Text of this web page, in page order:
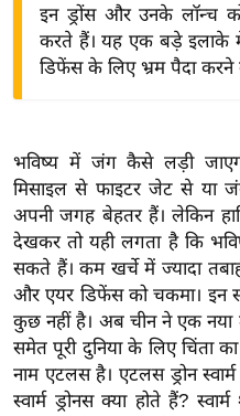
द्यो
वि
शे
ष
ज्ञ
रा
य
ब
ज
ट
इन ड्रोंस और उनके लॉन्च
करते हैं। यह एक बड़े इलाके
डिफेंस के लिए भ्रम पैदा करने
भविष्य में जंग कैसे लड़ी
मिसाइल से फाइटर जेट से या
अपनी जगह बेहतर हैं। लेकिन
देखकर तो यही लगता है कि
सकते हैं। कम खर्चे में ज्यादा
और एयर डिफेंस को चकमा। इन
कुछ नहीं है। अब चीन ने एक नया
समेत पूरी दुनिया के लिए चिंता
नाम एटलस है। एटलस ड्रोन
स्वार्म ड्रोनस क्या होते हैं?